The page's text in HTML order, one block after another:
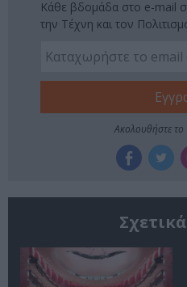
Κάθε βδομάδα στο e-mail
την Τέχνη και τον
Ακολουθήστε